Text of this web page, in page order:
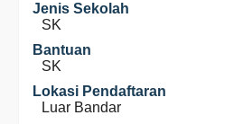
Jenis Sekolah
SK
Bantuan
SK
Lokasi Pendaftaran
Luar Bandar